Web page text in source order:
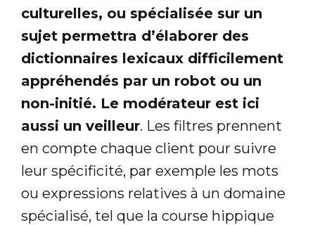
culturelles, ou spécialisée sur un
sujet permettra d’élaborer des
dictionnaires lexicaux difficilement
appréhendés par un robot ou un
non-initié. Le modérateur est ici
aussi un veilleur. Les filtres prennent
en compte chaque client pour suivre
leur spécificité, par exemple les mots
ou expressions relatives à un domaine
spécialisé, tel que la course hippique